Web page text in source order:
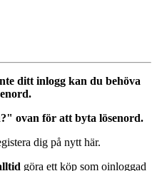
ditt inlogg kan du behöva
ovan för att byta lösenord.
dig på nytt här.
göra ett köp som oinloggad